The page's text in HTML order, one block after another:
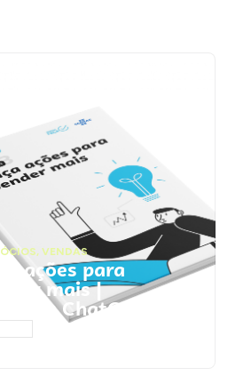
, VENDAS
ações para
mais |
ChatGPT